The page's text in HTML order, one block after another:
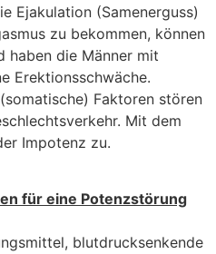
Ejakulation (Samenerguss)
zu bekommen, können
haben die Männer mit
Erektionsschwäche.
Faktoren stören
Mit dem
Impotenz zu.
für eine Potenzstörung
blutdrucksenkende